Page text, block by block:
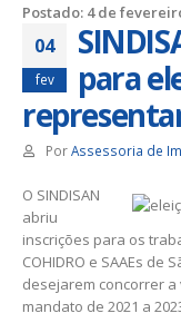
Postado: 4 de
04
fev
para
PorAssessoria de
O SINDISAN
abriu
inscrições para os
COHIDRO e SAAEs de
desejarem concorrer
mandato de 2021 a